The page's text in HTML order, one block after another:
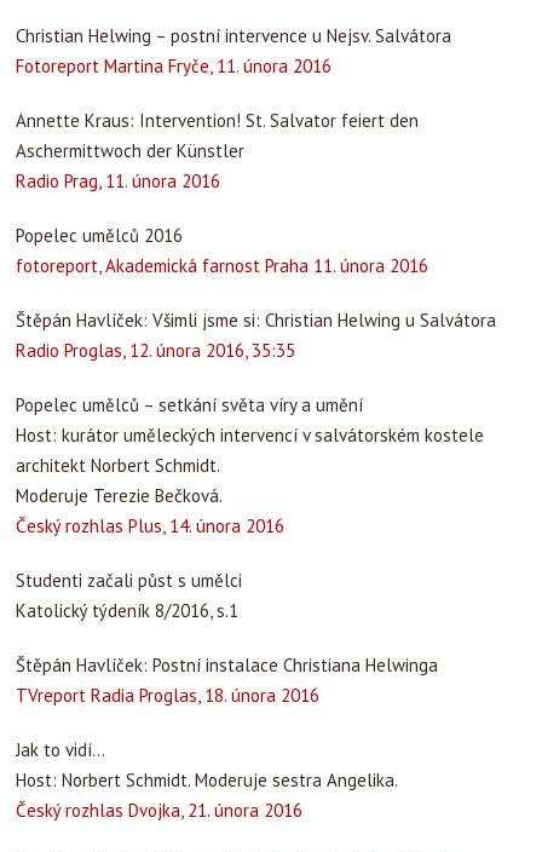
Christian Helwing – postní intervence u Nejsv. Salvátora
Fotoreport Martina Fryče, 11. února 2016
Annette Kraus: Intervention! St. Salvator feiert den
Aschermittwoch der Künstler
Radio Prag, 11. února 2016
Popelec umělců 2016
fotoreport, Akademická farnost Praha 11. února 2016
Štěpán Havlíček: Všimli jsme si: Christian Helwing u Salvátora
Radio Proglas, 12. února 2016, 35:35
Popelec umělců – setkání světa víry a umění
Host: kurátor uměleckých intervencí v salvátorském kostele
architekt Norbert Schmidt.
Moderuje Terezie Bečková.
Český rozhlas Plus, 14. února 2016
Studenti začali půst s umělci
Katolický týdeník 8/2016, s.1
Štěpán Havlíček: Postní instalace Christiana Helwinga
TVreport Radia Proglas, 18. února 2016
Jak to vidí…
Host: Norbert Schmidt. Moderuje sestra Angelika.
Český rozhlas Dvojka, 21. února 2016